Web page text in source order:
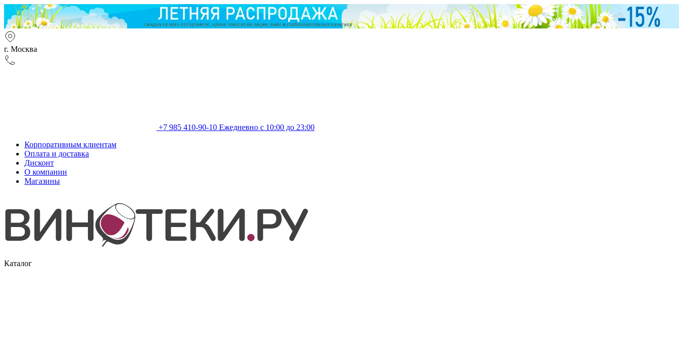
г. Москва
+7 985 410-90-10 Ежедневно с 10:00 до 23:00
Корпоративным клиентам
Оплата и доставка
Дисконт
О компании
Магазины
Каталог